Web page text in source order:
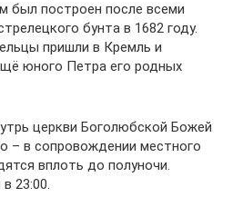
был построен после всеми
бунта в 1682 году.
пришли в Кремль и
юного Петра его родных
церкви Боголюбской Божей
– в сопровождении местного
вплоть до полуночи.
23:00.